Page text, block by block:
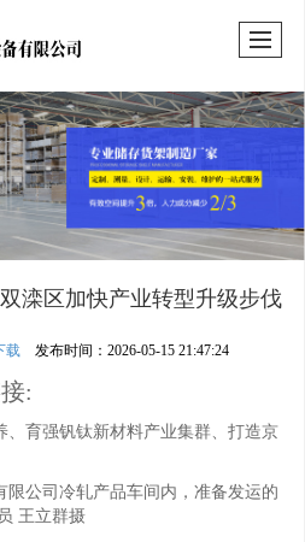
滦区加快产业转型升级步伐
载 发布时间：2026-05-15 21:47:24
:
育强钒钛新材料产业集群、打造京
公司冷轧产品车间内，准备发运的
王立群摄